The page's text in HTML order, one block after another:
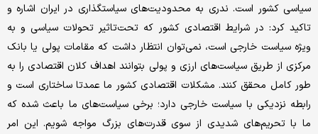
سیاسی کشور است. ندری به محدودیت‌های سیاستگذاری در ایران اشاره و
تاکید کرد: در شرایط اقتصادی کشور که تحت‌تاثیر تحولات سیاسی و به
‌ویژه سیاست خارجی است، نمی‌توان انتظار داشت که مقامات پولی یا بانک
مرکزی از طریق سیاست‌های ارزی و پولی بتوانند اهداف کلان اقتصادی را به‌
طور کامل محقق کنند. مشکلات اقتصادی کشور ما عمدتا ساختاری است و
رابطه نزدیکی با سیاست خارجی دارد؛ برخی سیاست‌های ما باعث شده که
ما با تحریم‌های شدیدی از سوی قدرت‌های بزرگ مواجه شویم. این امر